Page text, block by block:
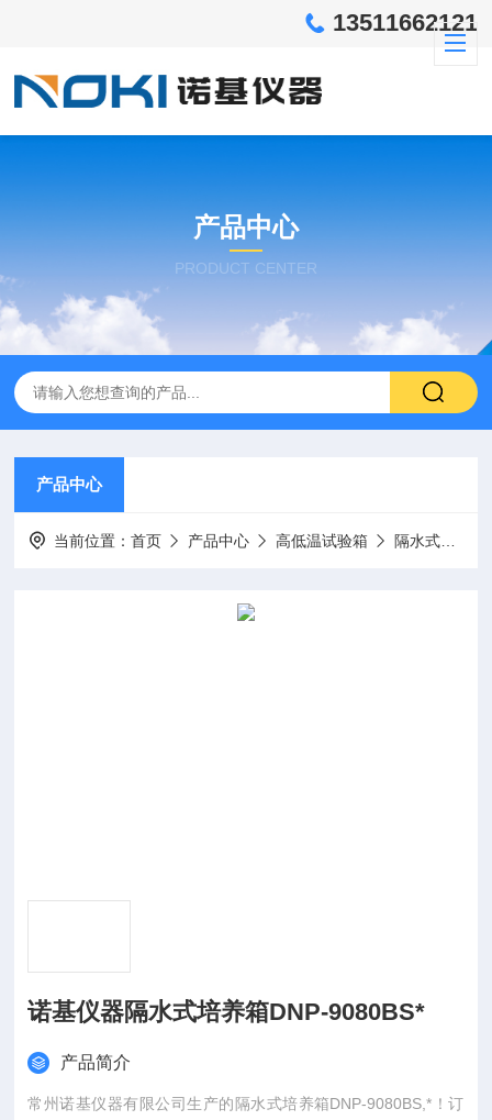
13511662121
产品中心
PRODUCT CENTER
产品中心
当前位置：首页 产品中心 高低温试验箱 隔水式培养箱
诺基仪器隔水式培养箱DNP-9080BS*
产品简介
常州诺基仪器有限公司生产的隔水式培养箱DNP-9080BS,*！订